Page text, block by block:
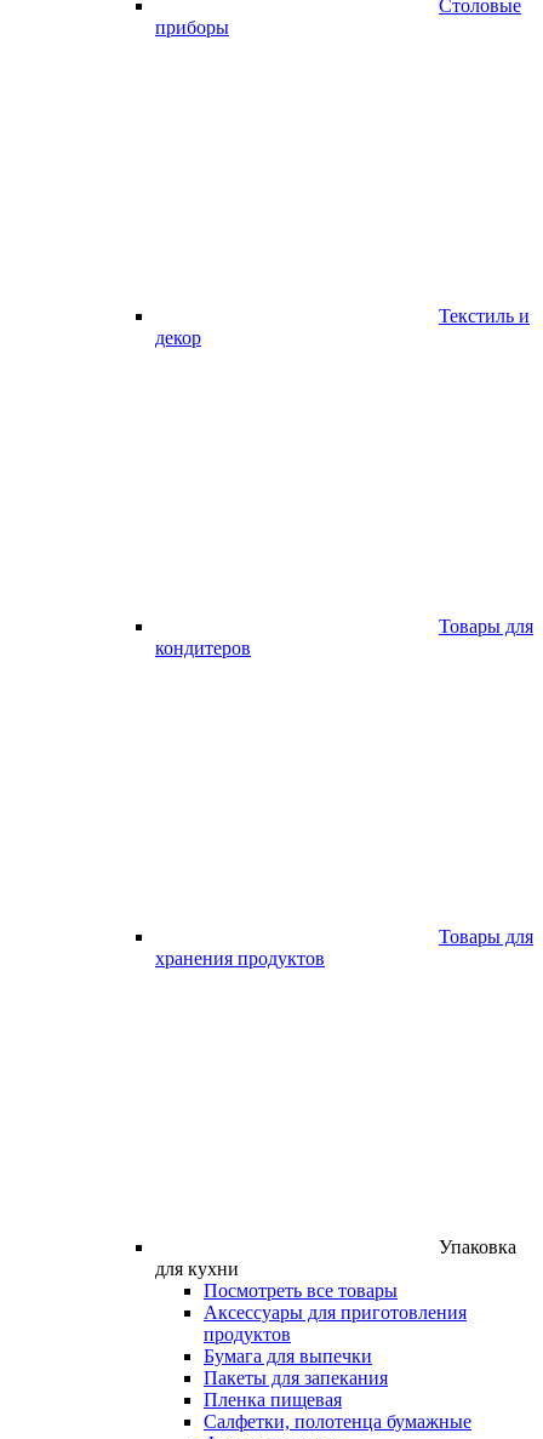
Столовые
приборы
Текстиль и
декор
Товары для
кондитеров
Товары для
хранения продуктов
Упаковка
для кухни
Посмотреть все товары
Аксессуары для приготовления
продуктов
Бумага для выпечки
Пакеты для запекания
Пленка пищевая
Салфетки, полотенца бумажные